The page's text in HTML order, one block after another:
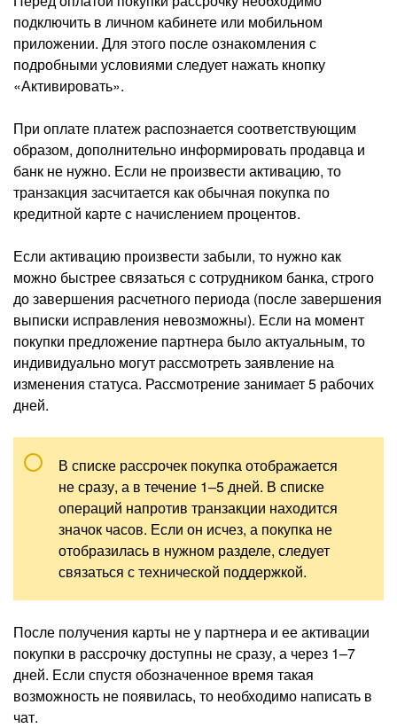
подключить в личном кабинете или мобильном
приложении. Для этого после ознакомления с
подробными условиями следует нажать кнопку
«Активировать».
При оплате платеж распознается соответствующим
образом, дополнительно информировать продавца и
банк не нужно. Если не произвести активацию, то
транзакция засчитается как обычная покупка по
кредитной карте с начислением процентов.
Если активацию произвести забыли, то нужно как
можно быстрее связаться с сотрудником банка, строго
до завершения расчетного периода (после завершения
выписки исправления невозможны). Если на момент
покупки предложение партнера было актуальным, то
индивидуально могут рассмотреть заявление на
изменения статуса. Рассмотрение занимает 5 рабочих
дней.
В списке рассрочек покупка отображается
не сразу, а в течение 1–5 дней. В списке
операций напротив транзакции находится
значок часов. Если он исчез, а покупка не
отобразилась в нужном разделе, следует
связаться с технической поддержкой.
После получения карты не у партнера и ее активации
покупки в рассрочку доступны не сразу, а через 1–7
дней. Если спустя обозначенное время такая
возможность не появилась, то необходимо написать в
чат.